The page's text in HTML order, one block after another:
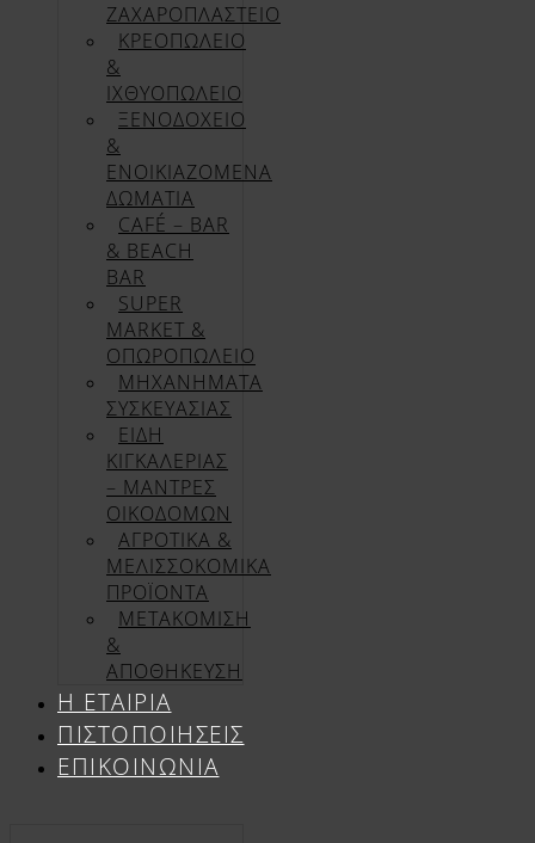
ΖΑΧΑΡΟΠΛΑΣΤΕΙΟ
ΚΡΕΟΠΩΛΕΙΟ
&
ΙΧΘΥΟΠΩΛΕΙΟ
ΞΕΝΟΔΟΧΕΙΟ
&
ΕΝΟΙΚΙΑΖΟΜΕΝΑ
ΔΩΜΑΤΙΑ
CAFÉ – BAR
& BEACH
BAR
SUPER
MARKET &
ΟΠΩΡΟΠΩΛΕΙΟ
ΜΗΧΑΝΗΜΑΤΑ
ΣΥΣΚΕΥΑΣΙΑΣ
ΕΙΔΗ
ΚΙΓΚΑΛΕΡΙΑΣ
– ΜΑΝΤΡΕΣ
ΟΙΚΟΔΟΜΩΝ
ΑΓΡΟΤΙΚΑ &
ΜΕΛΙΣΣΟΚΟΜΙΚΑ
ΠΡΟΪΟΝΤΑ
ΜΕΤΑΚΟΜΙΣΗ
&
ΑΠΟΘΗΚΕΥΣΗ
Η ΕΤΑΙΡΊΑ
ΠΙΣΤΟΠΟΙΉΣΕΙΣ
ΕΠΙΚΟΙΝΩΝΊΑ